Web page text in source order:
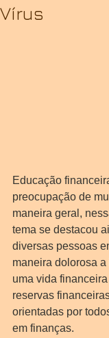
Vírus
Educação
preocupação de
maneira geral,
tema se destacou
diversas pessoas
maneira dolorosa
uma vida
reservas
orientadas por
em finanças.